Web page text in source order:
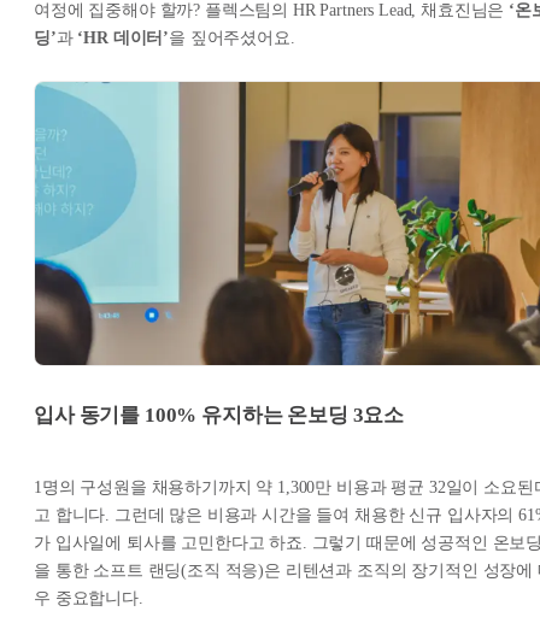
여정에 집중해야 할까? 플렉스팀의 HR Partners Lead, 채효진님은 ‘온
딩’과 ‘HR 데이터’을 짚어주셨어요.
입사 동기를 100% 유지하는 온보딩 3요소
1명의 구성원을 채용하기까지 약 1,300만 비용과 평균 32일이 소요된
고 합니다. 그런데 많은 비용과 시간을 들여 채용한 신규 입사자의
가 입사일에 퇴사를 고민한다고 하죠. 그렇기 때문에 성공적인 온보
을 통한 소프트 랜딩(조직 적응)은 리텐션과 조직의 장기적인 성장에
우 중요합니다.